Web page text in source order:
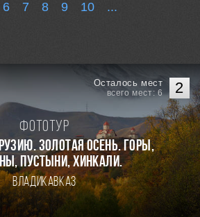
6 7 8 9 10 ...
2
Осталось мест
всего мест: 6
Фототур
Золотая осень. Горы,
пустыни, хинкали.
Владикавказ